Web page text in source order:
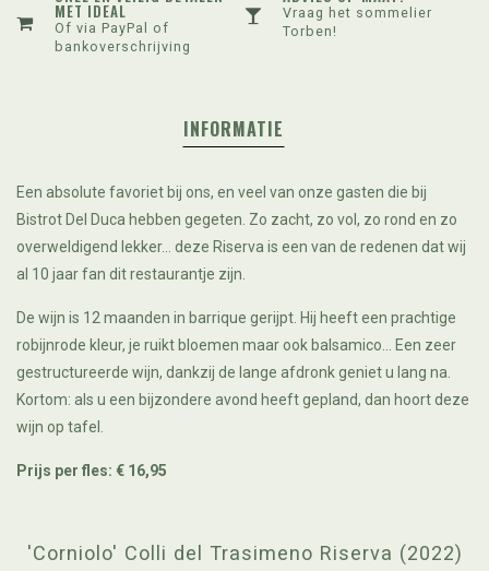
MET IDEAL
Of via PayPal of
bankoverschrijving
Vraag het sommelier
Torben!
INFORMATIE
Een absolute favoriet bij ons, en veel van onze gasten die bij
Bistrot Del Duca hebben gegeten. Zo zacht, zo vol, zo rond en zo
overweldigend lekker... deze Riserva is een van de redenen dat wij
al 10 jaar fan dit restaurantje zijn.
De wijn is 12 maanden in barrique gerijpt. Hij heeft een prachtige
robijnrode kleur, je ruikt bloemen maar ook balsamico... Een zeer
gestructureerde wijn, dankzij de lange afdronk geniet u lang na.
Kortom: als u een bijzondere avond heeft gepland, dan hoort deze
wijn op tafel.
Prijs per fles: € 16,95
'Corniolo' Colli del Trasimeno Riserva (2022)